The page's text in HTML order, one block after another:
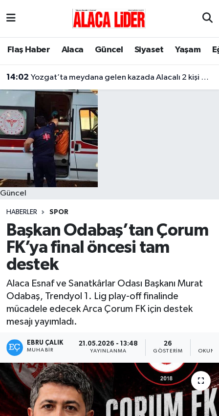
Flaş Haber Alaca Güncel Siyaset Yaşam
14:02 Yozgat’ta meydana gelen kazada Alacalı 2 kişi hayatını kaybetti
Güncel
HABERLER SPOR
Başkan Odabaş’tan Çorum
FK’ya final öncesi tam
destek
Alaca Esnaf ve Sanatkârlar Odası Başkanı Murat
Odabaş, Trendyol 1. Lig play-off finalinde
mücadele edecek Arca Çorum FK için destek
mesajı yayımladı.
EBRU ÇALIK
MUHABIR
21.05.2026 - 13:48
YAYINLANMA
26
GÖSTERIM
Çorum Nöbetçi Eczaneler
Çorum Trafik Yoğunluk Haritası
Süper Lig Puan Durumu ve Fikstür
Tüm Manşetler
Son Dakika Haberleri
Haber Arşivi